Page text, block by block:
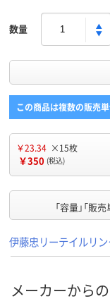
数量
この商品は複数の販売
￥23.34 ×15枚
￥350 (税込)
「容量」「販
伊藤忠リーテイルリ
メーカーから